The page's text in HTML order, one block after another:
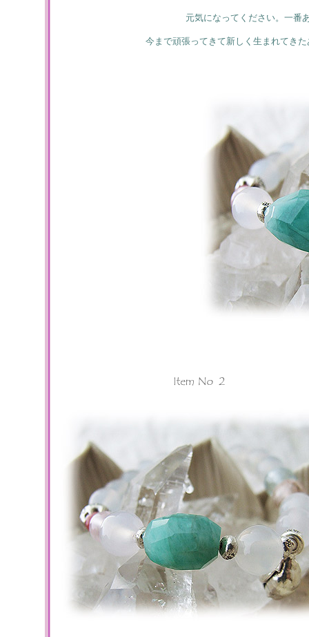
元気になってください。一番
今まで頑張ってきて新しく生まれてき